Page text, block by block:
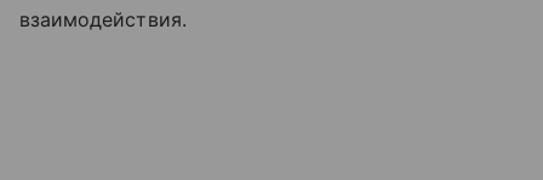
взаимодействия.